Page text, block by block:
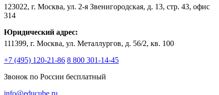
123022, г. Москва, ул. 2-я Звенигородская, д. 13, стр. 43, офис
314
Юридический адрес:
111399, г. Москва, ул. Металлургов, д. 56/2, кв. 100
+7 (495) 120-21-86 8 800 301-14-45
Звонок по России бесплатный
info@educube.ru